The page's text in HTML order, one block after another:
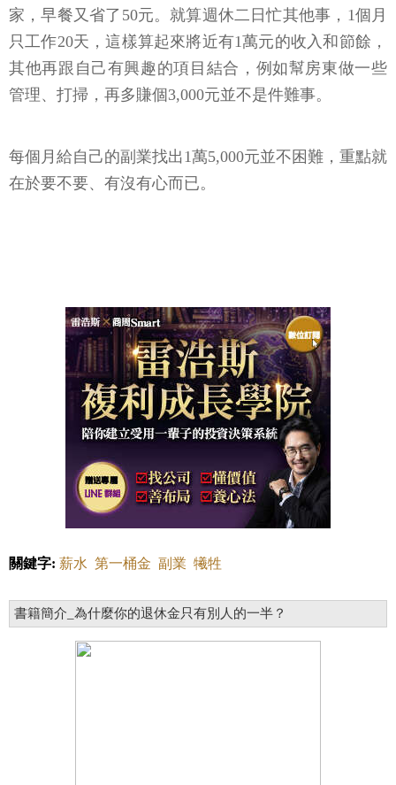
家，早餐又省了50元。就算週休二日忙其他事，1個月
只工作20天，這樣算起來將近有1萬元的收入和節餘，
其他再跟自己有興趣的項目結合，例如幫房東做一些
管理、打掃，再多賺個3,000元並不是件難事。
每個月給自己的副業找出1萬5,000元並不困難，重點就
在於要不要、有沒有心而已。
關鍵字: 薪水 第一桶金 副業 犧牲
書籍簡介_為什麼你的退休金只有別人的一半？